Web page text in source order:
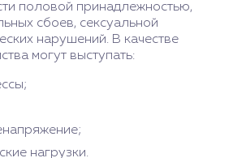
половой принадлежностью,
сбоев, сексуальной
нарушений. В качестве
могут выступать:
нагрузки.